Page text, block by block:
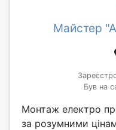
Майстер
Був на
Монтаж електро
за розумними